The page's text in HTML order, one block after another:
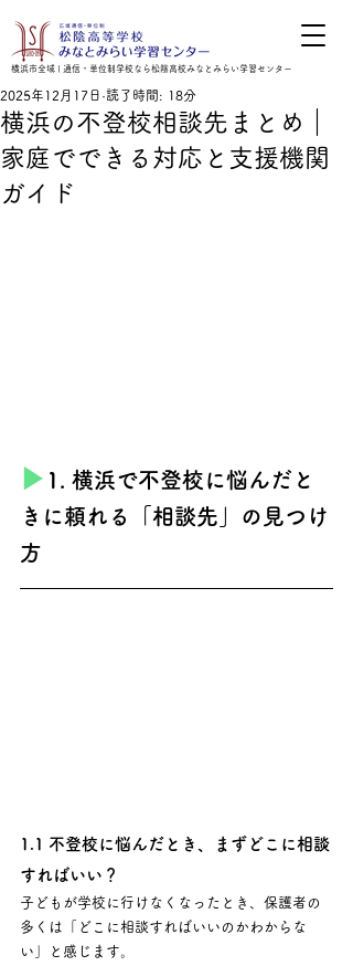
横浜市全域 | 通信・単位制学校なら松陰高校みなとみらい学習センター
横浜の不登校相談先まとめ｜
家庭でできる対応と支援機関
ガイド
2025年12月17日 読了時間: 18分
▶︎ 1. 横浜で不登校に悩んだと
きに頼れる「相談先」の見つけ
方
1.1 不登校に悩んだとき、まずどこに相談
すればいい？
子どもが学校に行けなくなったとき、保護者の
多くは「どこに相談すればいいのかわからな
い」と感じます。